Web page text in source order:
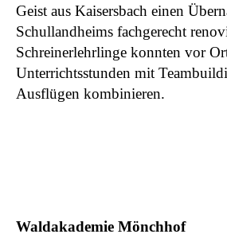
Geist aus Kaisersbach einen
Schullandheims fachgerecht
Schreinerlehrlinge konnten vor
Unterrichtsstunden mit
Ausflügen kombinieren.
Waldakademie Mönchhof